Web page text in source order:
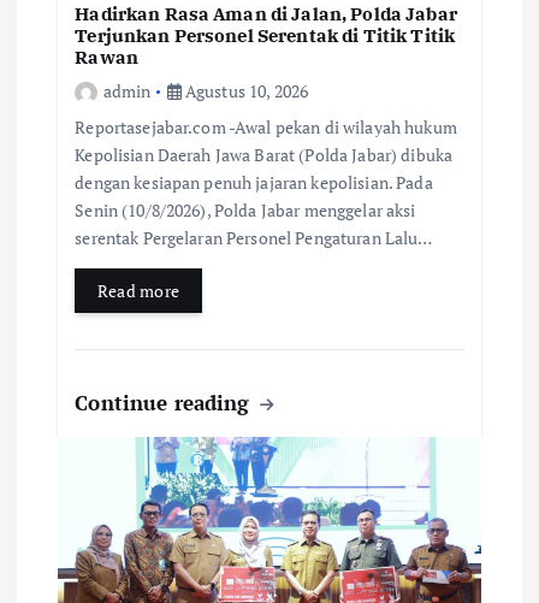
Hadirkan Rasa Aman di Jalan, Polda Jabar
Terjunkan Personel Serentak di Titik Titik
Rawan
admin
Agustus 10, 2026
Reportasejabar.com -Awal pekan di wilayah hukum
Kepolisian Daerah Jawa Barat (Polda Jabar) dibuka
dengan kesiapan penuh jajaran kepolisian. Pada
Senin (10/8/2026), Polda Jabar menggelar aksi
serentak Pergelaran Personel Pengaturan Lalu…
Read more
Continue reading